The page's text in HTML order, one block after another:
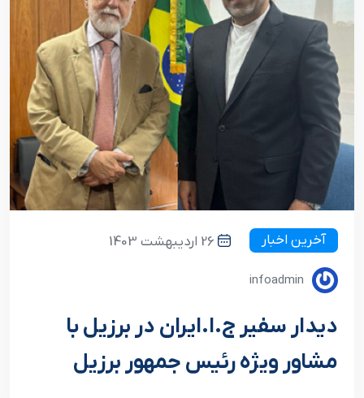
آخرین اخبار 26 اردیبهشت 1403
infoadmin
دیدار سفیر ج.ا.ایران در برزیل با
مشاور ویژه رئیس جمهور برزیل